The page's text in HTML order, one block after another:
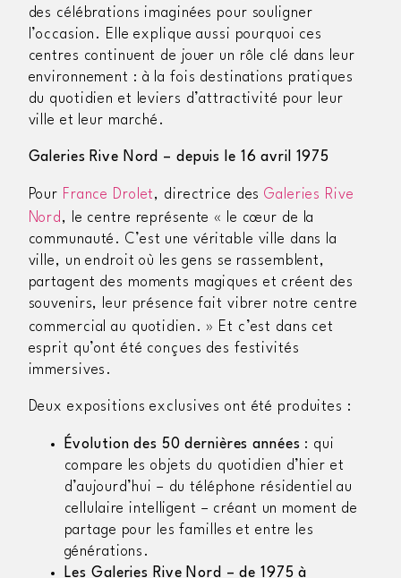
des célébrations imaginées pour souligner
l’occasion. Elle explique aussi pourquoi ces
centres continuent de jouer un rôle clé dans leur
environnement : à la fois destinations pratiques
du quotidien et leviers d’attractivité pour leur
ville et leur marché.
Galeries Rive Nord – depuis le 16 avril 1975
Pour France Drolet, directrice desGaleries Rive
Nord , le centre représente «
le cœur de la
communauté. C’est une véritable ville dans la
ville, un endroit où les gens se rassemblent,
partagent des moments magiques et créent des
souvenirs, leur présence fait vibrer notre centre
commercial au quotidien. » Et c’est dans cet
esprit qu’ont été conçues des festivités
immersives.
Deux expositions exclusives ont été produites :
Évolution des 50 dernières années : qui
compare les objets du quotidien d’hier et
d’aujourd’hui – du téléphone résidentiel au
cellulaire intelligent – créant un moment de
partage pour les familles et entre les
générations.
Les Galeries Rive Nord – de 1975 à